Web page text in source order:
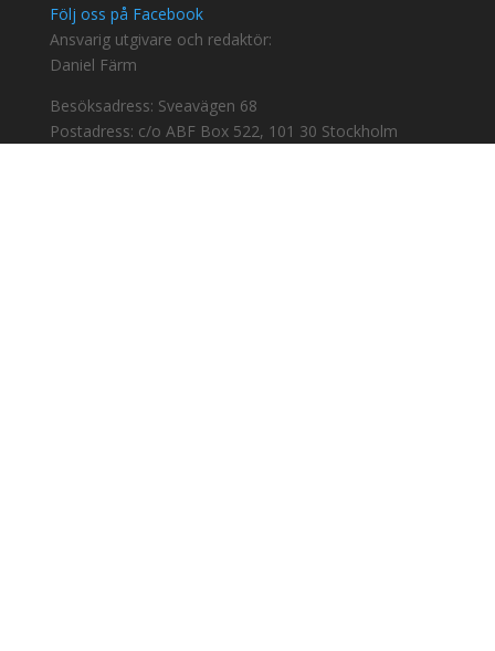
Följ oss på Facebook
Ansvarig utgivare och redaktör:
Daniel Färm
Besöksadress: Sveavägen 68
Postadress: c/o ABF Box 522, 101 30 Stockholm